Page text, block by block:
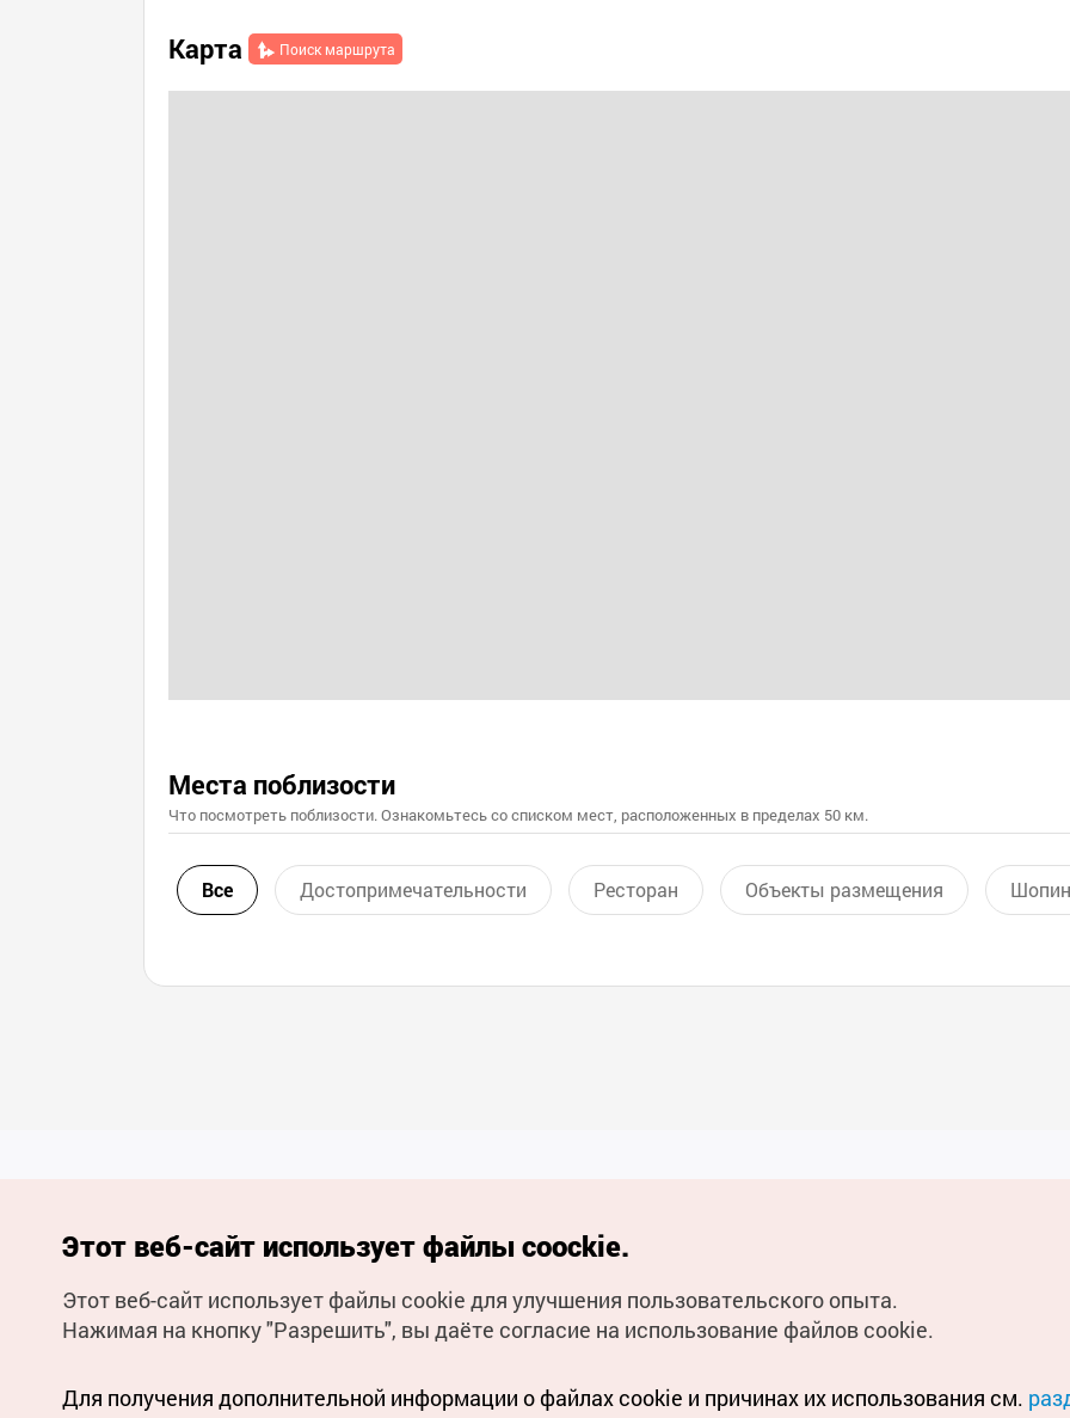
Карта Поиск маршрута
Места поблизости
Что посмотреть поблизости. Ознакомьтесь со списком мест, расположенных в пределах 50 км.
Все Достопримечательности Ресторан Объекты размещения
Горячая линия для
Электронные книги
(с) Национальная организация туризма Кореи Все права
защищены
Для извещения об ошибках и проблемах, связанных с работой
russian@knto.or.kr
Этот веб-сайт использует файлы coockie.
Этот веб-сайт использует файлы cookie для улучшения пользовательского опыта.
Нажимая на кнопку "Разрешить", вы даёте согласие на использование файлов cookie.
Для получения дополнительной информации о файлах cookie и причинах их использования см.